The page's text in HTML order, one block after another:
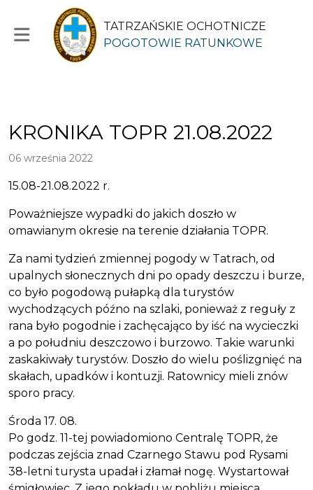
TATRZAŃSKIE OCHOTNICZE
POGOTOWIE RATUNKOWE
KRONIKA TOPR 21.08.2022
06 września 2022
15.08-21.08.2022 r.
Poważniejsze wypadki do jakich doszło w
omawianym okresie na terenie działania TOPR.
Za nami tydzień zmiennej pogody w Tatrach, od
upalnych słonecznych dni po opady deszczu i burze,
co było pogodową pułapką dla turystów
wychodzących późno na szlaki, ponieważ z reguły z
rana było pogodnie i zachęcająco by iść na wycieczki
a po południu deszczowo i burzowo. Takie warunki
zaskakiwały turystów. Doszło do wielu poślizgnięć na
skałach, upadków i kontuzji. Ratownicy mieli znów
sporo pracy.
Środa 17. 08.
Po godz. 11-tej powiadomiono Centralę TOPR, że
podczas zejścia znad Czarnego Stawu pod Rysami
38-letni turysta upadał i złamał nogę. Wystartował